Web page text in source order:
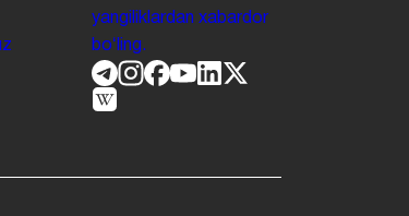
yangiliklardan xabardor
boʻling.